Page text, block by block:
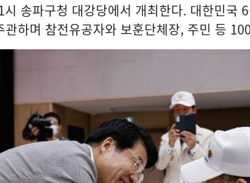
송파구청 대강당에서 개최한다. 대한민국
하며 참전유공자와 보훈단체장, 주민 등